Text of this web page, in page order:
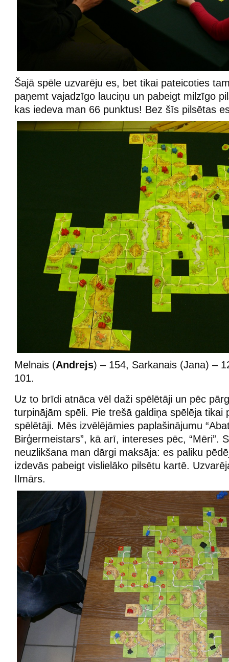
Šajā spēle uzvarēju es, bet tikai pateicoties
paņemt vajadzīgo lauciņu un pabeigt milzīgo
kas iedeva man 66 punktus! Bez šīs pilsētas
Melnais (Andrejs) – 154, Sarkanais (Jana) –
101.
Uz to brīdi atnāca vēl daži spēlētāji un pēc
turpinājām spēli. Pie trešā galdiņa spēlēja tikai
spēlētāji. Mēs izvēlējāmies paplašinājumu
Birģermeistars”, kā arī, intereses pēc, “Mēri”.
neuzlikšana man dārgi maksāja: es paliku
izdevās pabeigt vislielāko pilsētu kartē.
Ilmārs.